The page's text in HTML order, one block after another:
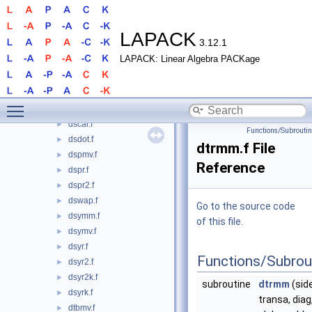
LAPACK 3.12.1
LAPACK: Linear Algebra PACKage
dnrm2.f90
drot.f
► drotg.f90
► drotm.f
drotmg.f
► dscal.f
► dsdot.f
► dspmv.f
► dspr.f
► dspr2.f
► dswap.f
► dsymm.f
► dsymv.f
► dsyr.f
► dsyr2.f
► dsyr2k.f
► dsyrk.f
► dtbmv.f
Functions/
dtrmm.f File
Reference
Go to the source code
of this file.
Functions/
subroutine dtrmm
transa,